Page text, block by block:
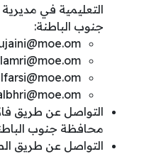
التعليمية في
جنوب الباطنة:
التواصل عن طريق
محافظة جنوب الباطنة:
التواصل عن طريق